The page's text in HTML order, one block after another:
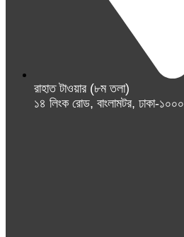
রাহাত টাওয়ার (৮ম তলা)
১৪ লিংক রোড, বাংলামটর, ঢাকা-১০০০